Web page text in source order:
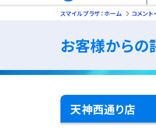
スマイルプラザ：ホーム コメント
お客様からの
天神西通り店